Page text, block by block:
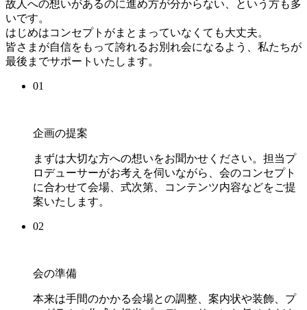
故人への想いがあるのに進め方が分からない、という方も多
いです。
はじめはコンセプトがまとまっていなくても大丈夫。
皆さまが自信をもって誇れるお別れ会になるよう、私たちが
最後までサポートいたします。
01
企画の提案
まずは大切な方への想いをお聞かせください。担当プ
ロデューサーがお考えを伺いながら、会のコンセプト
に合わせて会場、式次第、コンテンツ内容などをご提
案いたします。
02
会の準備
本来は手間のかかる会場との調整、案内状や装飾、プ